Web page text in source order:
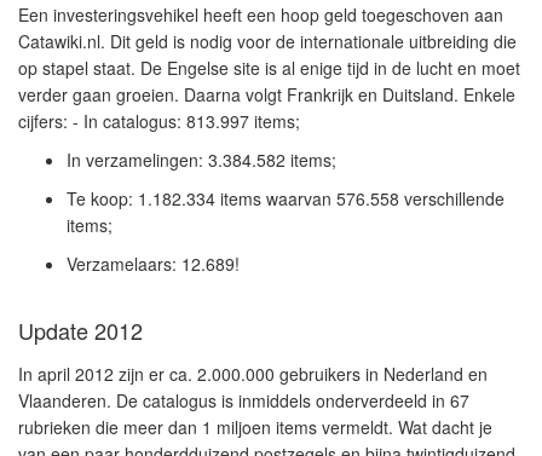
Een investeringsvehikel heeft een hoop geld toegeschoven aan
Catawiki.nl. Dit geld is nodig voor de internationale uitbreiding die
op stapel staat. De Engelse site is al enige tijd in de lucht en moet
verder gaan groeien. Daarna volgt Frankrijk en Duitsland. Enkele
cijfers: - In catalogus: 813.997 items;
In verzamelingen: 3.384.582 items;
Te koop: 1.182.334 items waarvan 576.558 verschillende
items;
Verzamelaars: 12.689!
Update 2012
In april 2012 zijn er ca. 2.000.000 gebruikers in Nederland en
Vlaanderen. De catalogus is inmiddels onderverdeeld in 67
rubrieken die meer dan 1 miljoen items vermeldt. Wat dacht je